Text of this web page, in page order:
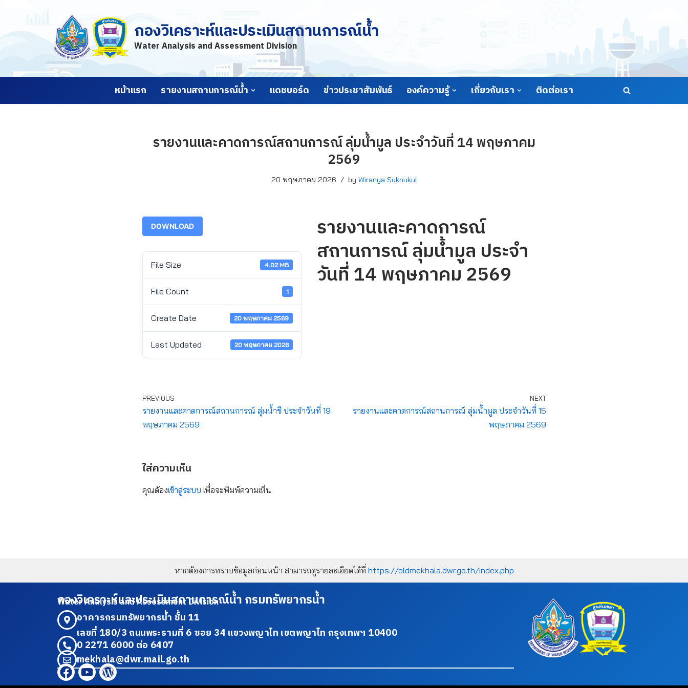
กองวิเคราะห์และประเมินสถานการณ์น้ำ
Water Analysis and Assessment Division
หน้าแรก รายงานสถานการณ์น้ำ แดชบอร์ด ข่าวประชาสัมพันธ์ องค์ความรู้ เกี่ยวกับเรา ติดต่อเรา
รายงานและคาดการณ์สถานการณ์ ลุ่มน้ำมูล ประจำวันที่ 14 พฤษภาคม
2569
20 พฤษภาคม 2026 by Wiranya Suknukul
DOWNLOAD
File Size 4.02 MB
File Count 1
Create Date 20 พฤษภาคม 2569
Last Updated 20 พฤษภาคม 2026
รายงานและคาดการณ์
สถานการณ์ ลุ่มน้ำมูล ประจำ
วันที่ 14 พฤษภาคม 2569
PREVIOUS
รายงานและคาดการณ์สถานการณ์ ลุ่มน้ำชี ประจำวันที่ 19
พฤษภาคม 2569
NEXT
รายงานและคาดการณ์สถานการณ์ ลุ่มน้ำมูล ประจำวันที่ 15
พฤษภาคม 2569
ใส่ความเห็น
คุณต้องเข้าสู่ระบบ เพื่อจะพิมพ์ความเห็น
หากต้องการทราบข้อมูลก่อนหน้า สามารถดูรายละเอียดได้ที่ https://oldmekhala.dwr.go.th/index.php
กองวิเคราะห์และประเมินสถานการณ์น้ำ กรมทรัพยากรน้ำ
Water Analysis and Assessment Division
อาคารกรมทรัพยากรน้ำ ชั้น 11
เลขที่ 180/3 ถนนพระรามที่ 6 ซอย 34 แขวงพญาไท เขตพญาไท กรุงเทพฯ 10400
0 2271 6000 ต่อ 6407
mekhala@dwr.mail.go.th